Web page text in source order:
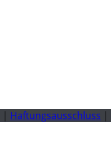
| Haftungsausschluss |